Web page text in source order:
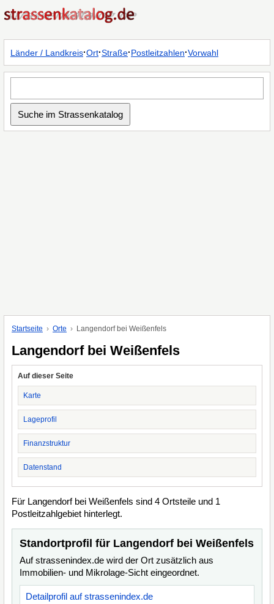
Länder / Landkreis·Ort·Straße·Postleitzahlen·Vorwahl
Startseite Orte Langendorf bei Weißenfels
Langendorf bei Weißenfels
Auf dieser Seite
Karte
Lageprofil
Finanzstruktur
Datenstand
Für Langendorf bei Weißenfels sind 4 Ortsteile und 1
Postleitzahlgebiet hinterlegt.
Standortprofil für Langendorf bei Weißenfels
Auf strassenindex.de wird der Ort zusätzlich aus
Immobilien- und Mikrolage-Sicht eingeordnet.
Detailprofil auf strassenindex.de